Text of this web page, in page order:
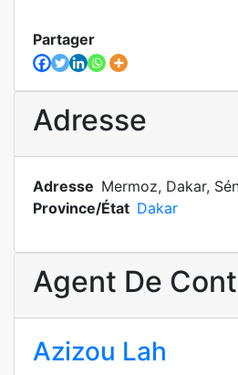
Partager
Adresse
Adresse Mermoz, Dakar,
Province/État Dakar
Agent De
Azizou Lah